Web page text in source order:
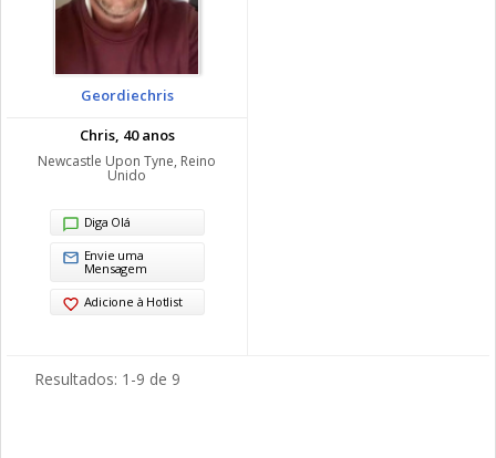
Geordiechris
Chris, 40 anos
Newcastle Upon Tyne, Reino
Unido
Diga Olá
Envie uma
Mensagem
Adicione à Hotlist
Resultados: 1-9 de 9